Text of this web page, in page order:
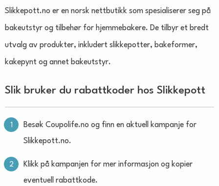
Slikkepott.no er en norsk nettbutikk som spesialiserer seg på
bakeutstyr og tilbehør for hjemmebakere. De tilbyr et bredt
utvalg av produkter, inkludert slikkepotter, bakeformer,
kakepynt og annet bakeutstyr.
Slik bruker du rabattkoder hos Slikkepott
Besøk Coupolife.no og finn en aktuell kampanje for
Slikkepott.no.
Klikk på kampanjen for mer informasjon og kopier
eventuell rabattkode.